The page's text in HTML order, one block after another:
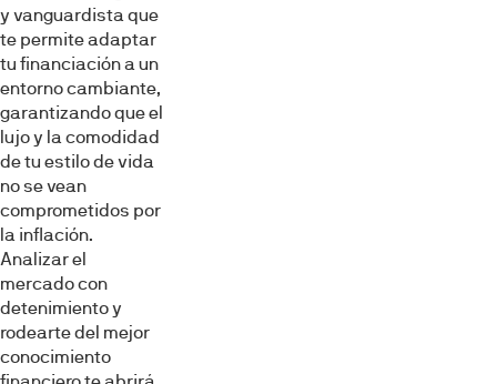
y vanguardista que
te permite adaptar
tu financiación a un
entorno cambiante,
garantizando que el
lujo y la comodidad
de tu estilo de vida
no se vean
comprometidos por
la inflación.
Analizar el
mercado con
detenimiento y
rodearte del mejor
conocimiento